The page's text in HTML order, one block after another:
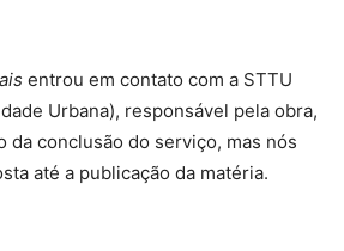
entrou em contato com a STTU
Urbana), responsável pela obra,
da conclusão do serviço, mas nós
até a publicação da matéria.